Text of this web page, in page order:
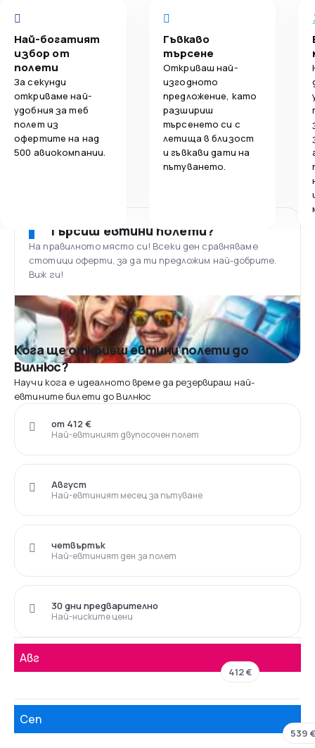
Най-богатият
избор от
полети
За секунди
откриваме най-
удобния за теб
полет из
офертите на над
500 авиокомпании.
Гъвкаво
търсене
Откриваш най-
изгодното
предложение, като
разшириш
търсенето си с
летища в близост
и гъвкави дати на
пътуването.
Търсиш евтини полети?
На правилното място си! Всеки ден сравняваме
стотици оферти, за да ти предложим най-добрите.
Виж ги!
Кога ще откриеш евтини полети до
Вилнюс?
Научи кога е идеалното време да резервираш най-
евтините билети до Вилнюс
Най-евтиният двупосочен полет
от 412 €
Най-евтиният месец за пътуване
Август
Най-евтиният ден за полет
четвъртък
Най-ниските цени
30 дни предварително
Авг
412 €
Сеп
539